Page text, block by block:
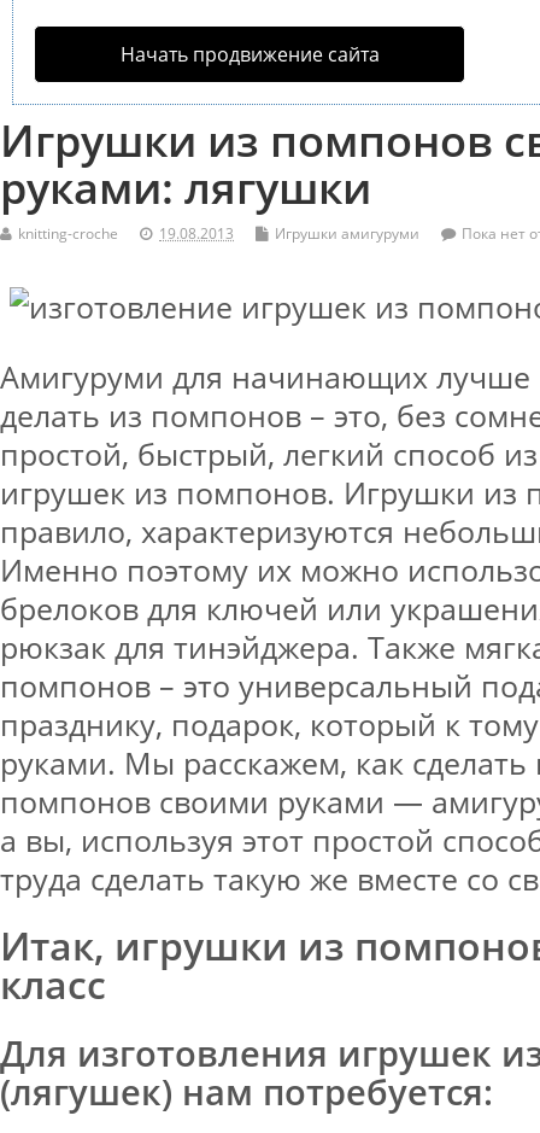
Начать продвижение сайта
Игрушки из помпонов
руками: лягушки
knitting-croche 19.08.2013 Игрушки амигуруми Пока нет
Амигуруми для начинающих лучше
делать из помпонов – это, без
простой, быстрый, легкий способ
игрушек из помпонов. Игрушки из
правило, характеризуются
Именно поэтому их можно
брелоков для ключей или
рюкзак для тинэйджера. Также
помпонов – это универсальный
празднику, подарок, который к
руками. Мы расскажем, как сделать
помпонов своими руками —
а вы, используя этот простой
труда сделать такую же вместе со
Итак, игрушки из
класс
Для изготовления игрушек
(лягушек) нам потребуется: